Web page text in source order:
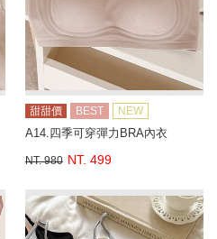
甜甜價 BEST NEW
A14.四季可穿彈力BRA內衣
NT. 980 NT. 499